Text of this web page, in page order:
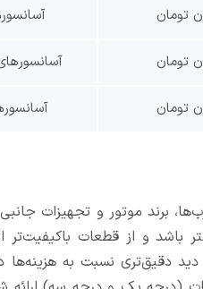
درب‌ها، برند موتور و تجهیزات
بیشتر باشد و از قطعات
دید دقیق‌تری نسبت به